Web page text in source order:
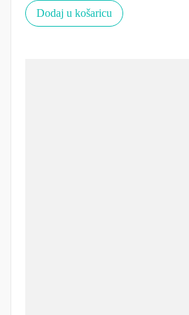
Dodaj u košaricu